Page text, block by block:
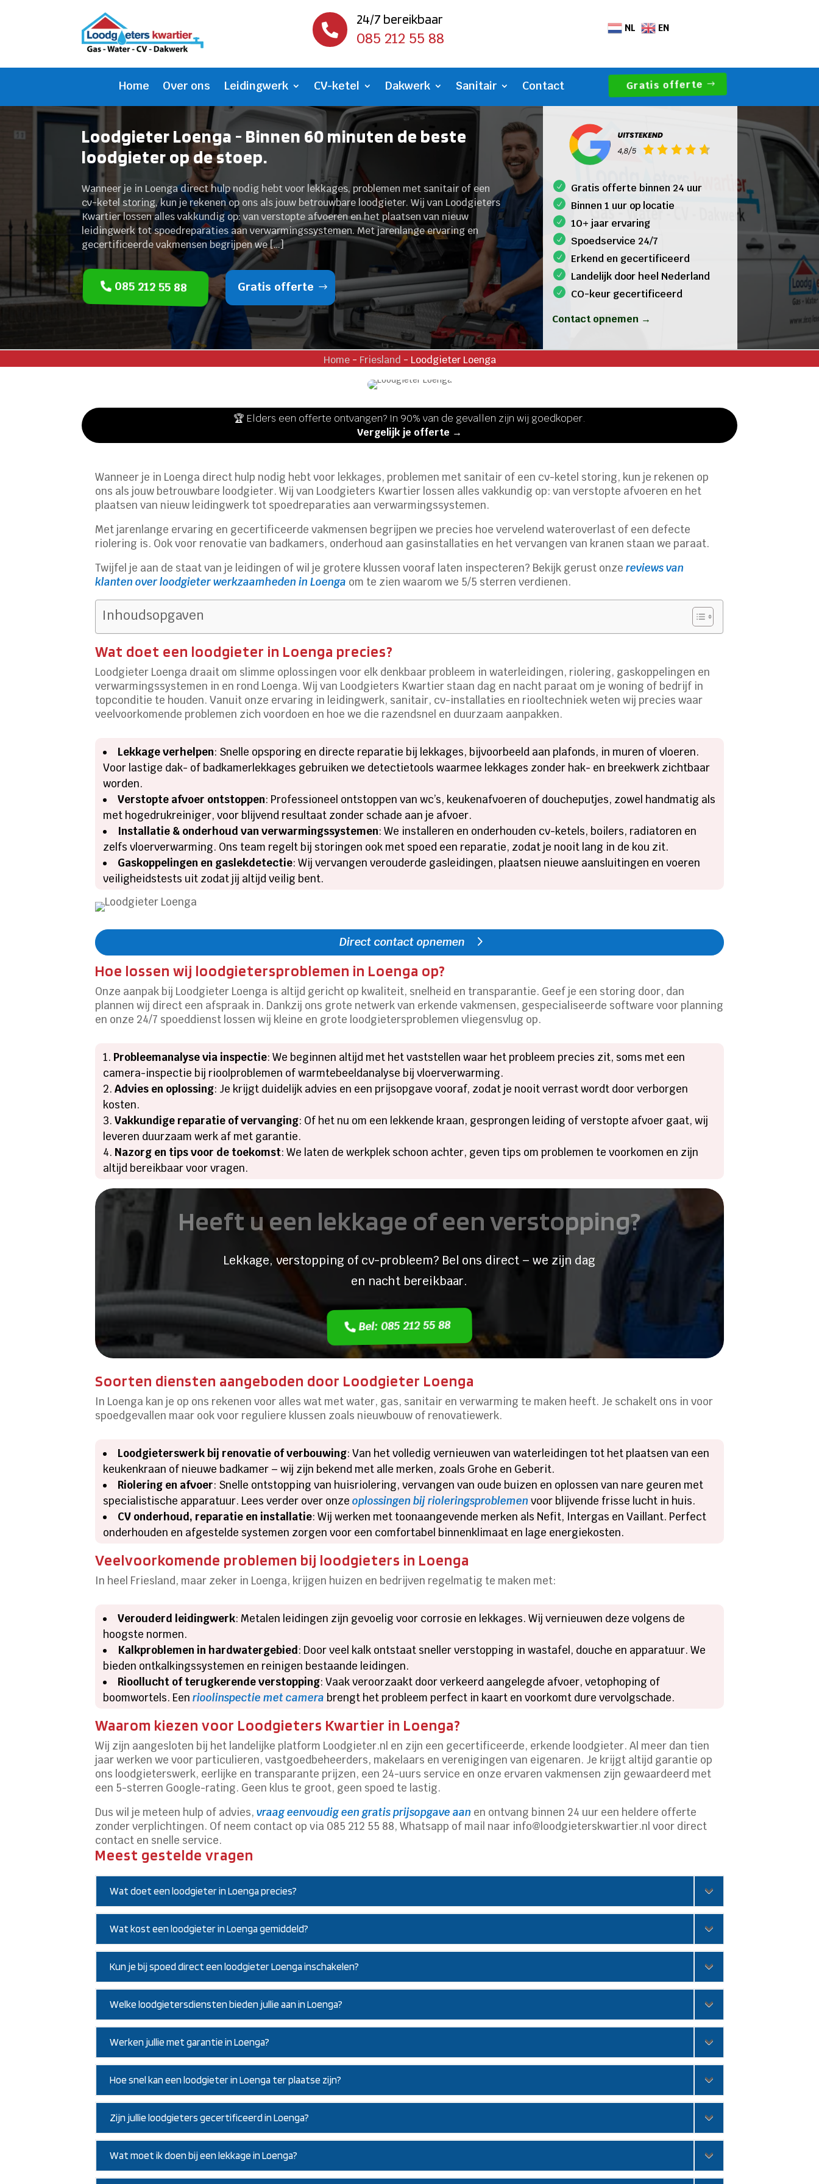

24/7 bereikbaar
085 212 55 88
NL EN
Home Over ons Leidingwerk CV-ketel Dakwerk Sanitair Contact Gratis offerte
Loodgieter Loenga - Binnen 60 minuten de beste
loodgieter op de stoep.
Wanneer je in Loenga direct hulp nodig hebt voor lekkages, problemen met sanitair of een
cv-ketel storing, kun je rekenen op ons als jouw betrouwbare loodgieter. Wij van Loodgieters
Kwartier lossen alles vakkundig op: van verstopte afvoeren en het plaatsen van nieuw
leidingwerk tot spoedreparaties aan verwarmingssystemen. Met jarenlange ervaring en
gecertificeerde vakmensen begrijpen we […]
085 212 55 88 Gratis offerte
Gratis offerte binnen 24 uur
Binnen 1 uur op locatie
10+ jaar ervaring
Spoedservice 24/7
Erkend en gecertificeerd
Landelijk door heel Nederland
CO-keur gecertificeerd
Contact opnemen →
Home- Friesland - Loodgieter Loenga
🏆 Elders een offerte ontvangen? In 90% van de gevallen zijn wij goedkoper.
Vergelijk je offerte →
Wanneer je in Loenga direct hulp nodig hebt voor lekkages, problemen met sanitair of een cv-ketel storing, kun je rekenen op
ons als jouw betrouwbare loodgieter. Wij van Loodgieters Kwartier lossen alles vakkundig op: van verstopte afvoeren en het
plaatsen van nieuw leidingwerk tot spoedreparaties aan verwarmingssystemen.
Met jarenlange ervaring en gecertificeerde vakmensen begrijpen we precies hoe vervelend wateroverlast of een defecte
riolering is. Ook voor renovatie van badkamers, onderhoud aan gasinstallaties en het vervangen van kranen staan we paraat.
Twijfel je aan de staat van je leidingen of wil je grotere klussen vooraf laten inspecteren? Bekijk gerust onzereviews van
klanten over loodgieter werkzaamheden in Loenga om te zien waarom we 5/5 sterren verdienen.
Inhoudsopgaven
Wat doet een loodgieter in Loenga precies?
Loodgieter Loenga draait om slimme oplossingen voor elk denkbaar probleem in waterleidingen, riolering, gaskoppelingen en
verwarmingssystemen in en rond Loenga. Wij van Loodgieters Kwartier staan dag en nacht paraat om je woning of bedrijf in
topconditie te houden. Vanuit onze ervaring in leidingwerk, sanitair, cv-installaties en riooltechniek weten wij precies waar
veelvoorkomende problemen zich voordoen en hoe we die razendsnel en duurzaam aanpakken.
Lekkage verhelpen: Snelle opsporing en directe reparatie bij lekkages, bijvoorbeeld aan plafonds, in muren of vloeren.
Voor lastige dak- of badkamerlekkages gebruiken we detectietools waarmee lekkages zonder hak- en breekwerk zichtbaar
worden.
Verstopte afvoer ontstoppen: Professioneel ontstoppen van wc’s, keukenafvoeren of doucheputjes, zowel handmatig als
met hogedrukreiniger, voor blijvend resultaat zonder schade aan je afvoer.
Installatie & onderhoud van verwarmingssystemen: We installeren en onderhouden cv-ketels, boilers, radiatoren en
zelfs vloerverwarming. Ons team regelt bij storingen ook met spoed een reparatie, zodat je nooit lang in de kou zit.
Gaskoppelingen en gaslekdetectie: Wij vervangen verouderde gasleidingen, plaatsen nieuwe aansluitingen en voeren
veiligheidstests uit zodat jij altijd veilig bent.
Direct contact opnemen
Hoe lossen wij loodgietersproblemen in Loenga op?
Onze aanpak bij Loodgieter Loenga is altijd gericht op kwaliteit, snelheid en transparantie. Geef je een storing door, dan
plannen wij direct een afspraak in. Dankzij ons grote netwerk van erkende vakmensen, gespecialiseerde software voor planning
en onze 24/7 spoeddienst lossen wij kleine en grote loodgietersproblemen vliegensvlug op.
Probleemanalyse via inspectie: We beginnen altijd met het vaststellen waar het probleem precies zit, soms met een
camera-inspectie bij rioolproblemen of warmtebeeldanalyse bij vloerverwarming.
Advies en oplossing: Je krijgt duidelijk advies en een prijsopgave vooraf, zodat je nooit verrast wordt door verborgen
kosten.
Vakkundige reparatie of vervanging: Of het nu om een lekkende kraan, gesprongen leiding of verstopte afvoer gaat, wij
leveren duurzaam werk af met garantie.
Nazorg en tips voor de toekomst: We laten de werkplek schoon achter, geven tips om problemen te voorkomen en zijn
altijd bereikbaar voor vragen.
Heeft u een lekkage of een verstopping?
Lekkage, verstopping of cv-probleem? Bel ons direct – we zijn dag
en nacht bereikbaar.
Bel: 085 212 55 88
Soorten diensten aangeboden door Loodgieter Loenga
In Loenga kan je op ons rekenen voor alles wat met water, gas, sanitair en verwarming te maken heeft. Je schakelt ons in voor
spoedgevallen maar ook voor reguliere klussen zoals nieuwbouw of renovatiewerk.
Loodgieterswerk bij renovatie of verbouwing: Van het volledig vernieuwen van waterleidingen tot het plaatsen van een
keukenkraan of nieuwe badkamer – wij zijn bekend met alle merken, zoals Grohe en Geberit.
Riolering en afvoer: Snelle ontstopping van huisriolering, vervangen van oude buizen en oplossen van nare geuren met
specialistische apparatuur. Lees verder over onzeoplossingen bij rioleringsproblemen voor blijvende frisse lucht in huis.
CV onderhoud, reparatie en installatie: Wij werken met toonaangevende merken als Nefit, Intergas en Vaillant. Perfect
onderhouden en afgestelde systemen zorgen voor een comfortabel binnenklimaat en lage energiekosten.
Veelvoorkomende problemen bij loodgieters in Loenga
In heel Friesland, maar zeker in Loenga, krijgen huizen en bedrijven regelmatig te maken met:
Verouderd leidingwerk: Metalen leidingen zijn gevoelig voor corrosie en lekkages. Wij vernieuwen deze volgens de
hoogste normen.
Kalkproblemen in hardwatergebied: Door veel kalk ontstaat sneller verstopping in wastafel, douche en apparatuur. We
bieden ontkalkingssystemen en reinigen bestaande leidingen.
Rioollucht of terugkerende verstopping: Vaak veroorzaakt door verkeerd aangelegde afvoer, vetophoping of
boomwortels. Eenrioolinspectie met camera brengt het probleem perfect in kaart en voorkomt dure vervolgschade.
Waarom kiezen voor Loodgieters Kwartier in Loenga?
Wij zijn aangesloten bij het landelijke platform Loodgieter.nl en zijn een gecertificeerde, erkende loodgieter. Al meer dan tien
jaar werken we voor particulieren, vastgoedbeheerders, makelaars en verenigingen van eigenaren. Je krijgt altijd garantie op
ons loodgieterswerk, eerlijke en transparante prijzen, een 24-uurs service en onze ervaren vakmensen zijn gewaardeerd met
een 5-sterren Google-rating. Geen klus te groot, geen spoed te lastig.
Dus wil je meteen hulp of advies,vraag eenvoudig een gratis prijsopgave aan en ontvang binnen 24 uur een heldere offerte
zonder verplichtingen. Of neem contact op via 085 212 55 88, Whatsapp of mail naar info@loodgieterskwartier.nl voor direct
contact en snelle service.
Meest gestelde vragen
Wat doet een loodgieter in Loenga precies?
Wat kost een loodgieter in Loenga gemiddeld?
Kun je bij spoed direct een loodgieter Loenga inschakelen?
Welke loodgietersdiensten bieden jullie aan in Loenga?
Werken jullie met garantie in Loenga?
Hoe snel kan een loodgieter in Loenga ter plaatse zijn?
Zijn jullie loodgieters gecertificeerd in Loenga?
Wat moet ik doen bij een lekkage in Loenga?